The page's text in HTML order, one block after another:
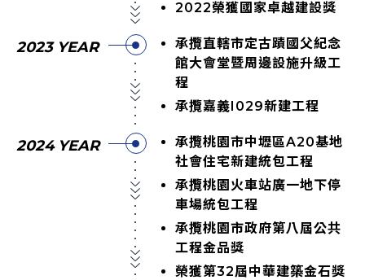
2022榮獲國家卓越建設獎
2023 YEAR
承攬直轄市定古蹟國父紀念
館大會堂暨周邊設施升級工
程
承攬嘉義I029新建工程
2024 YEAR
承攬桃園市中壢區A20基地
社會住宅新建統包工程
承攬桃園火車站廣一地下停
車場統包工程
承攬桃園市政府第八屆公共
工程金品獎
榮獲第32屆中華建築金石獎